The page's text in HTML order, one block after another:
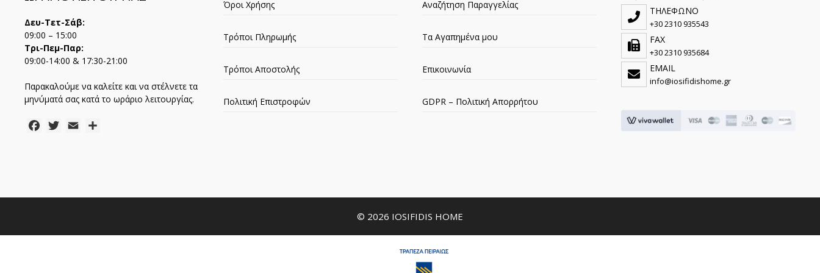
Δευ-Τετ-Σάβ:
09:00 – 15:00
Τρι-Πεμ-Παρ:
09:00-14:00 & 17:30-21:00
Παρακαλούμε να καλείτε και να στέλνετε τα
μηνύματά σας κατά το ωράριο λειτουργίας.
FacebookTwitter
Email
Όροι Χρήσης
Τρόποι Πληρωμής
Τρόποι Αποστολής
Πολιτική Επιστροφών
Αναζήτηση Παραγγελίας
Τα Αγαπημένα μου
Επικοινωνία
GDPR – Πολιτική Απορρήτου
ΤΗΛΕΦΩΝΟ
+30 2310 935543
FAX
+30 2310 935684
EMAIL
info@iosifidishome.gr
© 2026 IOSIFIDIS HOME